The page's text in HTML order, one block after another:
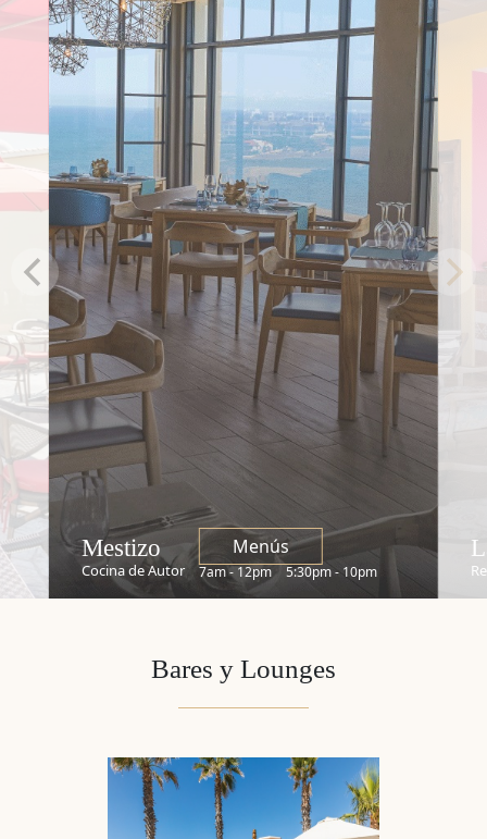
Restaurantes
En Casa
Mestizo
Cocina de Autor
Menús
7am - 12pm 5:30pm - 10pm
Bares y Lounges